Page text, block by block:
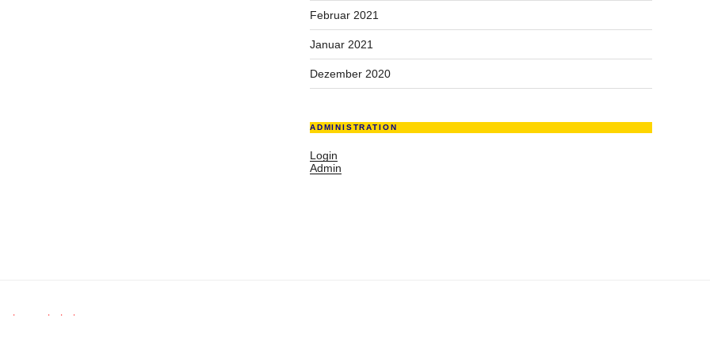
Februar 2021
Januar 2021
Dezember 2020
ADMINISTRATION
Login
Admin
vorbehalten.